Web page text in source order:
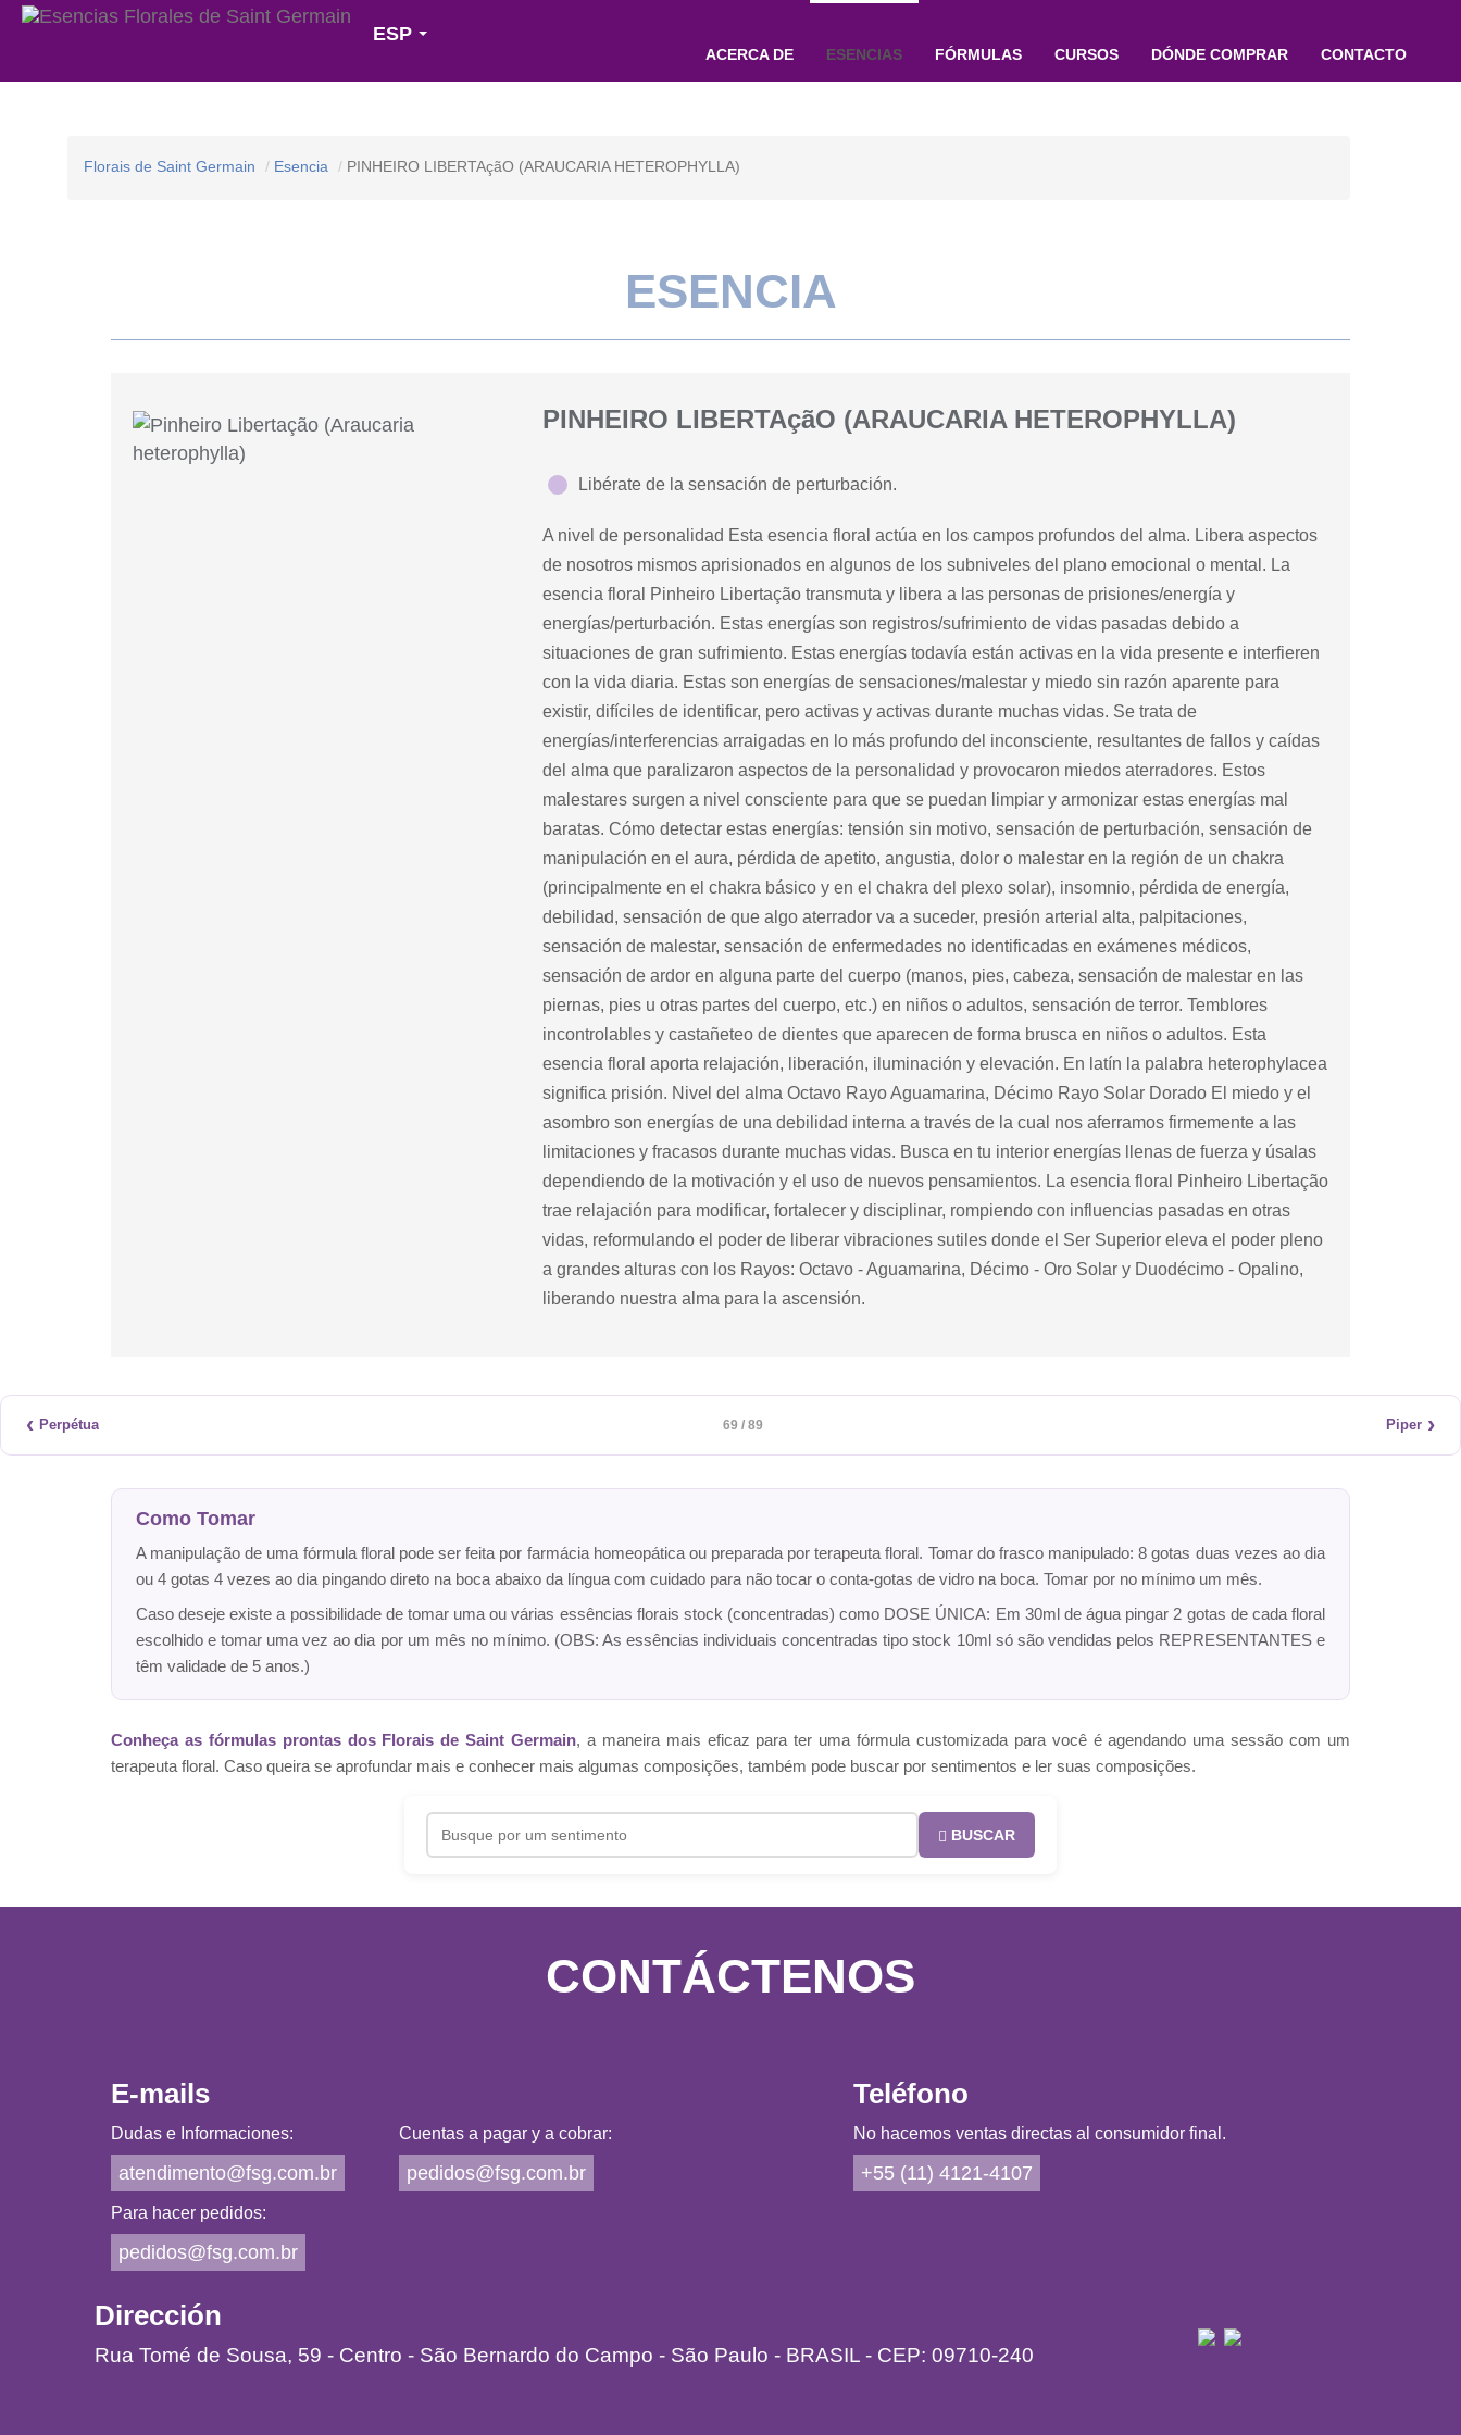
ESP
ACERCA DE ESENCIAS FÓRMULAS CURSOS DÓNDE COMPRAR CONTACTO
Florais de Saint Germain Esencia PINHEIRO LIBERTAçãO (ARAUCARIA HETEROPHYLLA)
ESENCIA
PINHEIRO LIBERTAçãO (ARAUCARIA HETEROPHYLLA)
Libérate de la sensación de perturbación.
A nivel de personalidad Esta esencia floral actúa en los campos profundos del alma. Libera aspectos
de nosotros mismos aprisionados en algunos de los subniveles del plano emocional o mental. La
esencia floral Pinheiro Libertação transmuta y libera a las personas de prisiones/energía y
energías/perturbación. Estas energías son registros/sufrimiento de vidas pasadas debido a
situaciones de gran sufrimiento. Estas energías todavía están activas en la vida presente e interfieren
con la vida diaria. Estas son energías de sensaciones/malestar y miedo sin razón aparente para
existir, difíciles de identificar, pero activas y activas durante muchas vidas. Se trata de
energías/interferencias arraigadas en lo más profundo del inconsciente, resultantes de fallos y caídas
del alma que paralizaron aspectos de la personalidad y provocaron miedos aterradores. Estos
malestares surgen a nivel consciente para que se puedan limpiar y armonizar estas energías mal
baratas. Cómo detectar estas energías: tensión sin motivo, sensación de perturbación, sensación de
manipulación en el aura, pérdida de apetito, angustia, dolor o malestar en la región de un chakra
(principalmente en el chakra básico y en el chakra del plexo solar), insomnio, pérdida de energía,
debilidad, sensación de que algo aterrador va a suceder, presión arterial alta, palpitaciones,
sensación de malestar, sensación de enfermedades no identificadas en exámenes médicos,
sensación de ardor en alguna parte del cuerpo (manos, pies, cabeza, sensación de malestar en las
piernas, pies u otras partes del cuerpo, etc.) en niños o adultos, sensación de terror. Temblores
incontrolables y castañeteo de dientes que aparecen de forma brusca en niños o adultos. Esta
esencia floral aporta relajación, liberación, iluminación y elevación. En latín la palabra heterophylacea
significa prisión. Nivel del alma Octavo Rayo Aguamarina, Décimo Rayo Solar Dorado El miedo y el
asombro son energías de una debilidad interna a través de la cual nos aferramos firmemente a las
limitaciones y fracasos durante muchas vidas. Busca en tu interior energías llenas de fuerza y ​​úsalas
dependiendo de la motivación y el uso de nuevos pensamientos. La esencia floral Pinheiro Libertação
trae relajación para modificar, fortalecer y disciplinar, rompiendo con influencias pasadas en otras
vidas, reformulando el poder de liberar vibraciones sutiles donde el Ser Superior eleva el poder pleno
a grandes alturas con los Rayos: Octavo - Aguamarina, Décimo - Oro Solar y Duodécimo - Opalino,
liberando nuestra alma para la ascensión.
‹ Perpétua 69 / 89 Piper ›
Como Tomar
A manipulação de uma fórmula floral pode ser feita por farmácia homeopática ou preparada por terapeuta floral. Tomar do frasco manipulado: 8 gotas duas vezes ao dia
ou 4 gotas 4 vezes ao dia pingando direto na boca abaixo da língua com cuidado para não tocar o conta-gotas de vidro na boca. Tomar por no mínimo um mês.
Caso deseje existe a possibilidade de tomar uma ou várias essências florais stock (concentradas) como DOSE ÚNICA: Em 30ml de água pingar 2 gotas de cada floral
escolhido e tomar uma vez ao dia por um mês no mínimo. (OBS: As essências individuais concentradas tipo stock 10ml só são vendidas pelos REPRESENTANTES e
têm validade de 5 anos.)
Conheça as fórmulas prontas dos Florais de Saint Germain, a maneira mais eficaz para ter uma fórmula customizada para você é agendando uma sessão com um
terapeuta floral. Caso queira se aprofundar mais e conhecer mais algumas composições, também pode buscar por sentimentos e ler suas composições.
BUSCAR
CONTÁCTENOS
E-mails
Dudas e Informaciones:
atendimento@fsg.com.br
Cuentas a pagar y a cobrar:
pedidos@fsg.com.br
Para hacer pedidos:
pedidos@fsg.com.br
Teléfono
No hacemos ventas directas al consumidor final.
+55 (11) 4121-4107
Dirección
Rua Tomé de Sousa, 59 - Centro - São Bernardo do Campo - São Paulo - BRASIL - CEP: 09710-240